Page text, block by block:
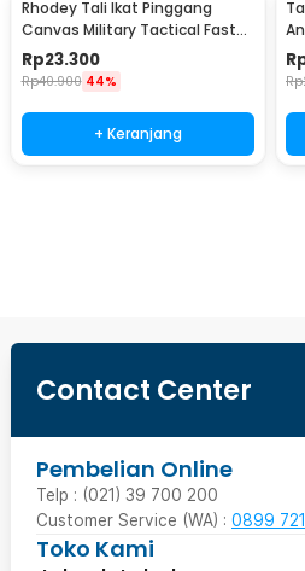
Rhodey Tali Ikat Pinggang
Canvas Military Tactical Fast
Unlock 120cm - MU055
Rp23.300
Rp40.900 44%
+ Keranjang
Rp
Contact Center
Pembelian Online
Telp : (021) 39 700 200
Customer Service (WA) : 0899
Toko Kami